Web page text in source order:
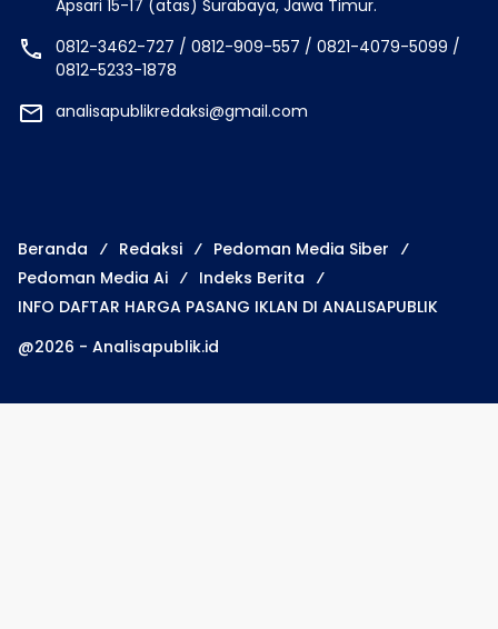
Apsari 15-17 (atas) Surabaya, Jawa Timur.
0812-3462-727 / 0812-909-557 / 0821-4079-5099 /
0812-5233-1878
analisapublikredaksi@gmail.com
Beranda Redaksi
Pedoman Media Siber
Pedoman Media Ai
Indeks Berita
INFO DAFTAR HARGA PASANG IKLAN DI ANALISAPUBLIK
@2026 - Analisapublik.id